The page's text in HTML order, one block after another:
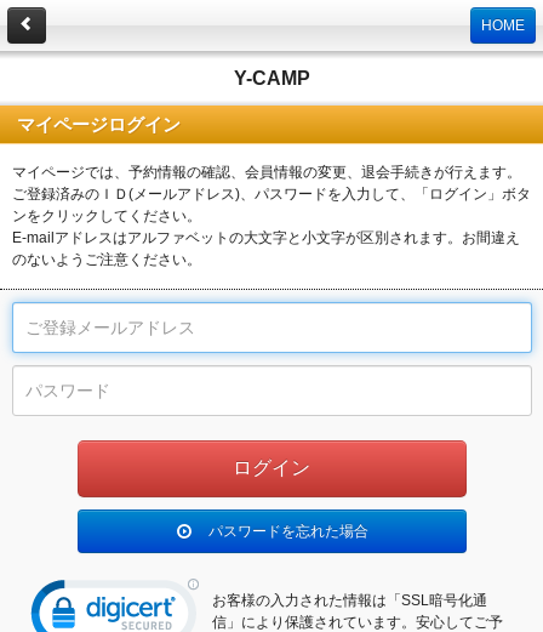
HOME
Y-CAMP
マイページログイン
マイページでは、予約情報の確認、会員情報の変更、退会手続きが行えます。
ご登録済みのＩＤ(メールアドレス)、パスワードを入力して、「ログイン」ボタ
ンをクリックしてください。
E-mailアドレスはアルファベットの大文字と小文字が区別されます。お間違え
のないようご注意ください。
パスワードを忘れた場合
お客様の入力された情報は「SSL暗号化通
信」により保護されています。安心してご予